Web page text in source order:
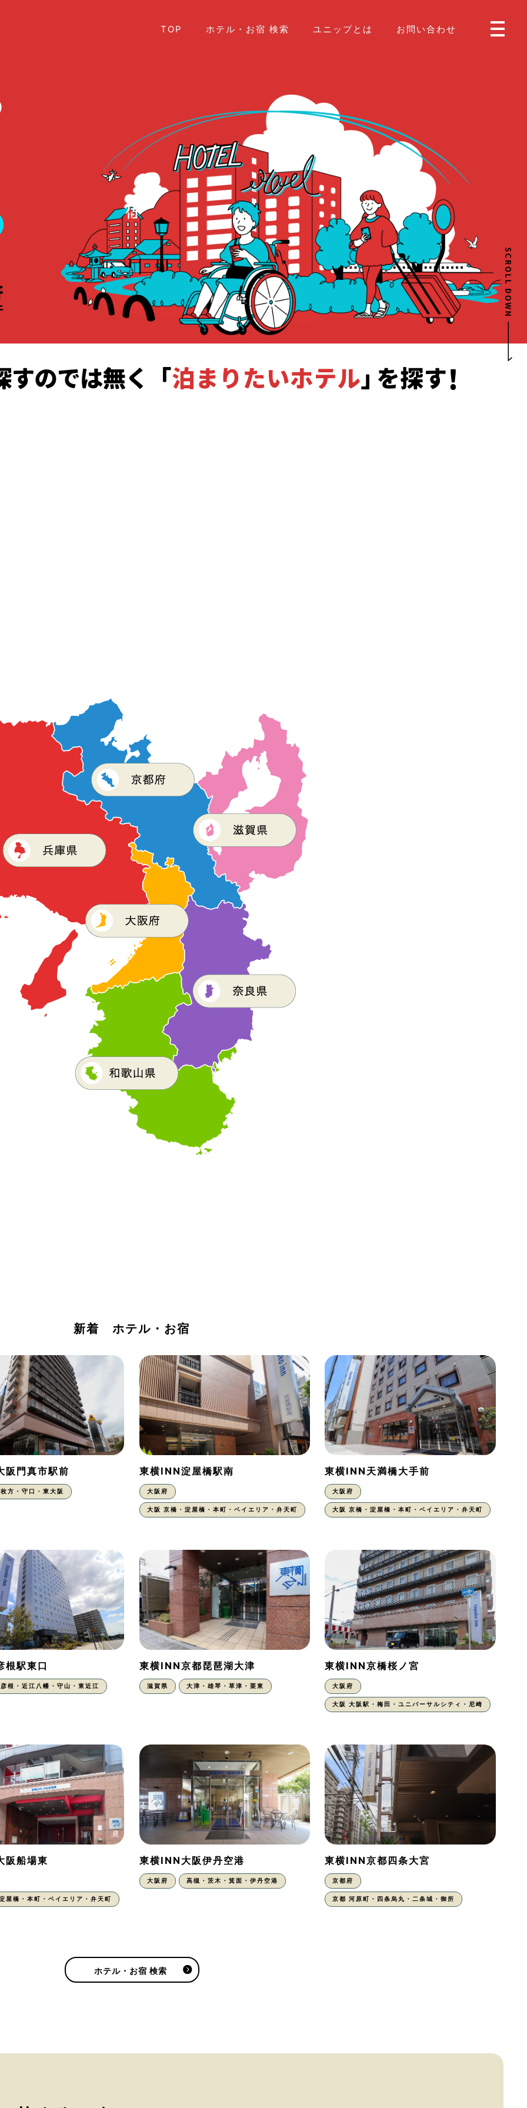
TOP ホテル・お宿 検索 ユニップとは お問い合わせ
新着 ホテル・お宿
阪門真市駅前
枚方・守口・東大阪
東横INN淀屋橋駅南
大阪府
大阪 京橋・淀屋橋・本町・ベイエリア・弁天町
東横INN天満橋大手前
大阪府
大阪 京橋・淀屋橋・本町・ベイエリア・弁天町
根駅東口
彦根・近江八幡・守山・東近江
東横INN京都琵琶湖大津
滋賀県 大津・雄琴・草津・栗東
東横INN京橋桜ノ宮
大阪府
大阪 大阪駅・梅田・ユニバーサルシティ・尼崎
阪船場東
屋橋・本町・ベイエリア・弁天町
東横INN大阪伊丹空港
大阪府 高槻・茨木・箕面・伊丹空港
東横INN京都四条大宮
京都府
京都 河原町・四条烏丸・二条城・御所
ホテル・お宿 検索